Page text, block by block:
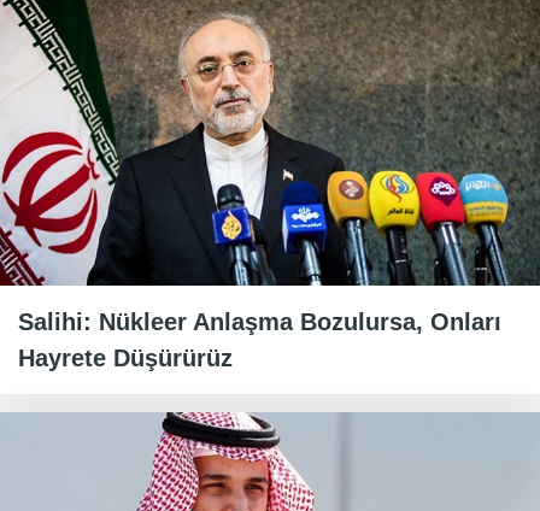
Salihi: Nükleer Anlaşma Bozulursa, Onları
Hayrete Düşürürüz